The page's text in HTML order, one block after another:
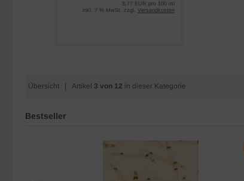
3,77 EUR pro 100 ml
inkl. 7 % MwSt. zzgl. Versandkosten
Übersicht | Artikel 3 von 12 in dieser Kategorie
Bestseller